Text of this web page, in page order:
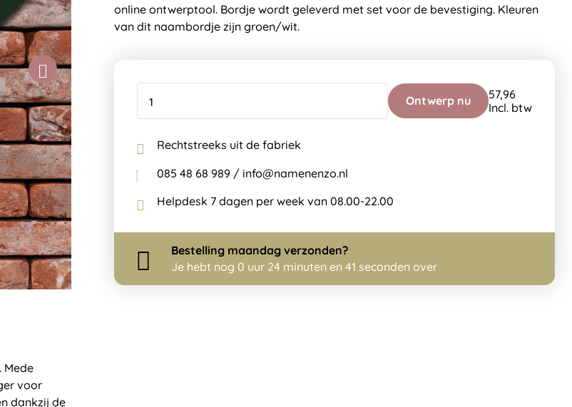
Mede
voor
dankzij de
online ontwerptool. Bordje wordt geleverd met set voor de bevestiging. Kleuren
van dit naambordje zijn groen/wit.
Ontwerp nu
57,96
Incl. btw
Rechtstreeks uit de fabriek
085 48 68 989 / info@namenenzo.nl
Helpdesk 7 dagen per week van 08.00-22.00
Bestelling maandag verzonden?
Je hebt nog 0 uur 24 minuten en 40 seconden over